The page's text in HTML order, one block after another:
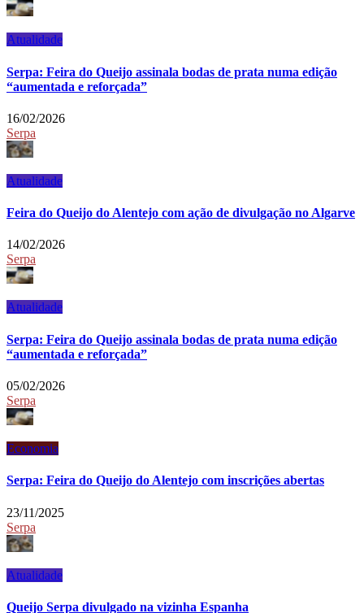
Atualidade
Serpa: Feira do Queijo assinala bodas de prata numa edição
“aumentada e reforçada”
16/02/2026
Serpa
Atualidade
Feira do Queijo do Alentejo com ação de divulgação no Algarve
14/02/2026
Serpa
Atualidade
Serpa: Feira do Queijo assinala bodas de prata numa edição
“aumentada e reforçada”
05/02/2026
Serpa
Economia
Serpa: Feira do Queijo do Alentejo com inscrições abertas
23/11/2025
Serpa
Atualidade
Queijo Serpa divulgado na vizinha Espanha